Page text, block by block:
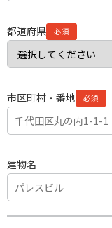
都道府県
市区町村・番地
建物名